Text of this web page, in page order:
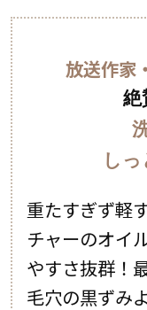
放送作家
絶
し
重たすぎず軽
チャーのオイ
やすさ抜群！
毛穴の黒ずみ